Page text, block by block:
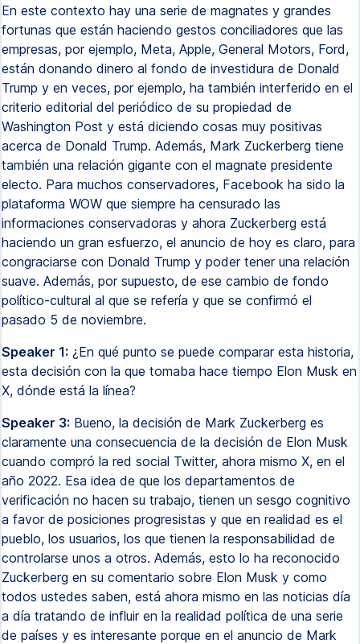
En este contexto hay una serie de magnates y grandes
fortunas que están haciendo gestos conciliadores que las
empresas, por ejemplo, Meta, Apple, General Motors, Ford,
están donando dinero al fondo de investidura de Donald
Trump y en veces, por ejemplo, ha también interferido en el
criterio editorial del periódico de su propiedad de
Washington Post y está diciendo cosas muy positivas
acerca de Donald Trump. Además, Mark Zuckerberg tiene
también una relación gigante con el magnate presidente
electo. Para muchos conservadores, Facebook ha sido la
plataforma WOW que siempre ha censurado las
informaciones conservadoras y ahora Zuckerberg está
haciendo un gran esfuerzo, el anuncio de hoy es claro, para
congraciarse con Donald Trump y poder tener una relación
suave. Además, por supuesto, de ese cambio de fondo
político-cultural al que se refería y que se confirmó el
pasado 5 de noviembre.
Speaker 1: ¿En qué punto se puede comparar esta historia,
esta decisión con la que tomaba hace tiempo Elon Musk en
X, dónde está la línea?
Speaker 3: Bueno, la decisión de Mark Zuckerberg es
claramente una consecuencia de la decisión de Elon Musk
cuando compró la red social Twitter, ahora mismo X, en el
año 2022. Esa idea de que los departamentos de
verificación no hacen su trabajo, tienen un sesgo cognitivo
a favor de posiciones progresistas y que en realidad es el
pueblo, los usuarios, los que tienen la responsabilidad de
controlarse unos a otros. Además, esto lo ha reconocido
Zuckerberg en su comentario sobre Elon Musk y como
todos ustedes saben, está ahora mismo en las noticias día
a día tratando de influir en la realidad política de una serie
de países y es interesante porque en el anuncio de Mark